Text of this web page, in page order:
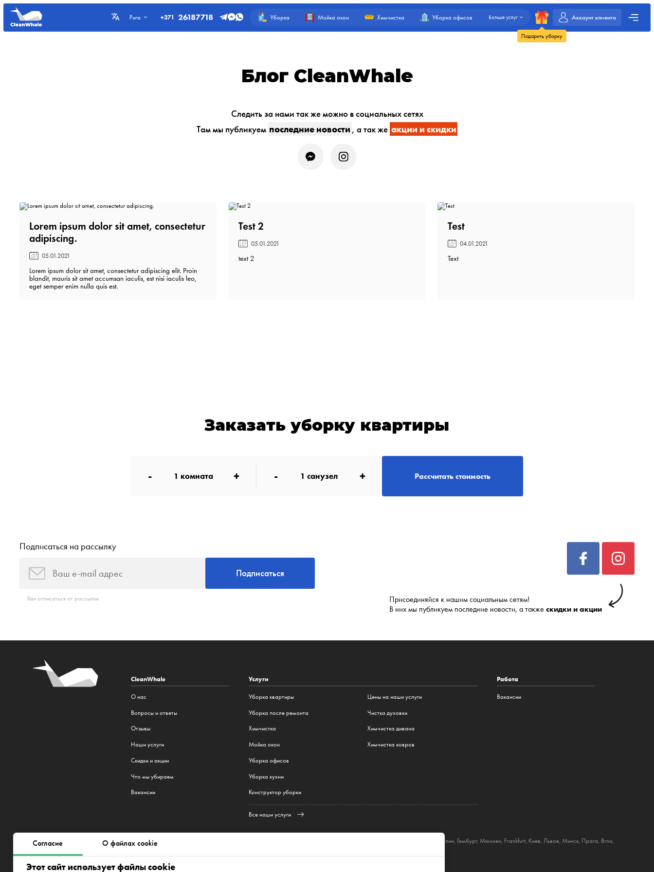
Согласие О файлах cookie
Этот сайт использует файлы cookie
Рига +371 26187718 Уборка Мойка окон Химчистка Уборка офисов Больше услуг
Подарить уборку
Аккаунт клиента
Блог CleanWhale
Следить за нами так же можно в социальных сетях
Там мы публикуем последние новости , а так же акции и скидки
Lorem ipsum dolor sit amet, consectetur
adipiscing.️
05.01.2021
Lorem ipsum dolor sit amet, consectetur adipiscing elit. Proin
blandit, mauris sit amet accumsan iaculis, est nisi iaculis leo,
eget semper enim nulla quis est.
Test 2️
05.01.2021
text 2
Test️
04.01.2021
Text
Заказать уборку квартиры
- 1 комната + - 1 санузел + Рассчитать стоимость
Подписаться на рассылку
Подписаться
Как отписаться от рассылки
Присоединяйся к нашим социальным сетям!
В них мы публикуем последние новости, а также скидки и акции
CleanWhale
О нас
Вопросы и ответы
Отзывы
Наши услуги
Cкидки и акции
Что мы убираем
Вакансии
Услуги
Уборка квартиры
Уборка после ремонта
Химчистка
Мойка окон
Уборка офисов
Уборка кухни
Конструктор уборки
Цены на наши услуги
Чистка духовки
Химчистка дивана
Химчистка ковров
Все наши услуги
Работа
Вакансии
Мы работаем в 22 городах: Берлин, Гамбург, Мюнхен, Frankfurt, Киев, Львов, Минск, Прага, Brno,
Plzeň, Братислава
Aplokciema iela 18-12,Rīga, LV-1034